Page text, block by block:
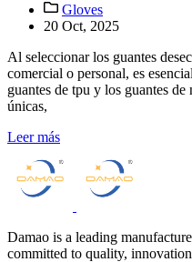
Gloves
20 Oct, 2025
Al seleccionar los guantes
comercial o personal, es
guantes de tpu y los guantes
únicas,
Leer más
Damao is a leading
committed to quality,